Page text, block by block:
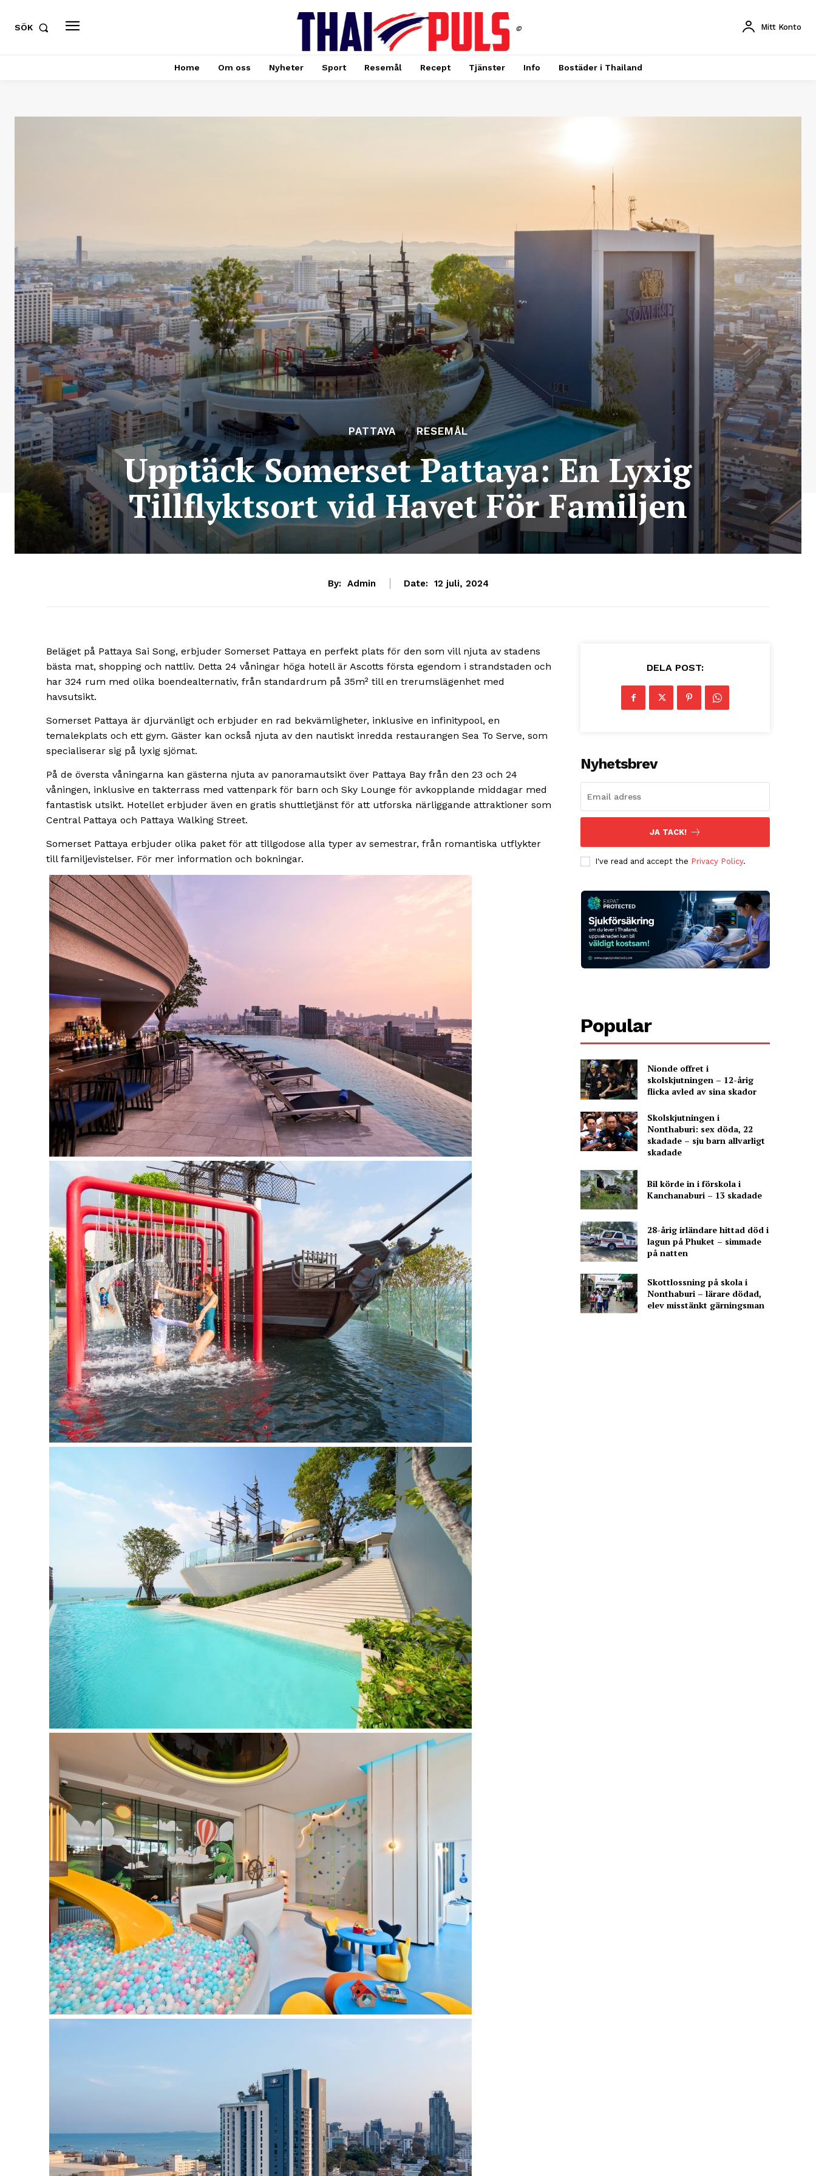
SÖK © Mitt Konto
Home Om oss Nyheter Sport Resemål Recept Tjänster Info Bostäder i Thailand
PATTAYA RESEMÅL
Upptäck Somerset Pattaya: En Lyxig
Tillflyktsort vid Havet För Familjen
By: Admin Date: 12 juli, 2024
Beläget på Pattaya Sai Song, erbjuder Somerset Pattaya en perfekt plats för den som vill njuta av stadens
bästa mat, shopping och nattliv. Detta 24 våningar höga hotell är Ascotts första egendom i strandstaden och
har 324 rum med olika boendealternativ, från standardrum på 35m² till en trerumslägenhet med
havsutsikt.
Somerset Pattaya är djurvänligt och erbjuder en rad bekvämligheter, inklusive en infinitypool, en
temalekplats och ett gym. Gäster kan också njuta av den nautiskt inredda restaurangen Sea To Serve, som
specialiserar sig på lyxig sjömat.
På de översta våningarna kan gästerna njuta av panoramautsikt över Pattaya Bay från den 23 och 24
våningen, inklusive en takterrass med vattenpark för barn och Sky Lounge för avkopplande middagar med
fantastisk utsikt. Hotellet erbjuder även en gratis shuttletjänst för att utforska närliggande attraktioner som
Central Pattaya och Pattaya Walking Street.
Somerset Pattaya erbjuder olika paket för att tillgodose alla typer av semestrar, från romantiska utflykter
till familjevistelser. För mer information och bokningar.
DELA POST:
Nyhetsbrev
JA TACK!
I've read and accept the Privacy Policy.
Popular
Nionde offret i
skolskjutningen – 12-årig
flicka avled av sina skador
Skolskjutningen i
Nonthaburi: sex döda, 22
skadade – sju barn allvarligt
skadade
Bil körde in i förskola i
Kanchanaburi – 13 skadade
28-årig irländare hittad död i
lagun på Phuket – simmade
på natten
Skottlossning på skola i
Nonthaburi – lärare dödad,
elev misstänkt gärningsman